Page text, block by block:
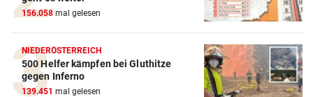
156.058 mal gelesen
NIEDERÖSTERREICH
500 Helfer kämpfen bei Gluthitze
gegen Inferno
139.451 mal gelesen